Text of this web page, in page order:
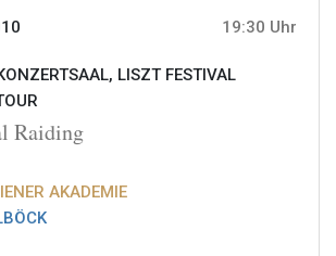
19:30 Uhr
LISZT FESTIVAL
Raiding
AKADEMIE